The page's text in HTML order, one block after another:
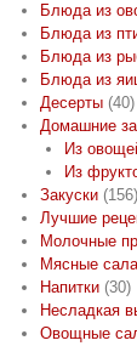
Блюда из
Блюда из
Блюда из
Блюда из
Десерты (40)
Домашние
Из
Из
Закуски (156)
Лучшие
Молочные
Мясные
Напитки (30)
Несладкая
Овощные